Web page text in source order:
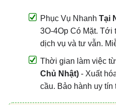
Phục Vụ Nhanh Tại
3O-4Op Có Mặt. Tới
dịch vụ và tư vẫn.
Thời gian làm việc
Chủ Nhật) - Xuất
cầu. Bảo hành uy tín